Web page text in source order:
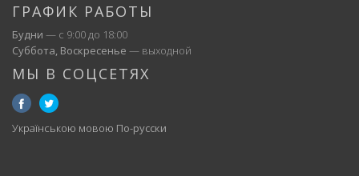
ГРАФИК РАБОТЫ
Будни — с 9:00 до 18:00
Суббота, Воскресенье — выходной
МЫ В СОЦСЕТЯХ
Українською мовою По-русски